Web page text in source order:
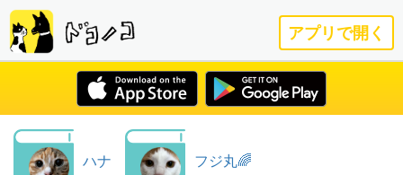
アプリで開く
ハナ フジ丸🌈